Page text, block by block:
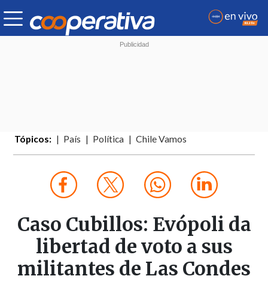
Tópicos: País Política Chile Vamos
Caso Cubillos: Evópoli da
libertad de voto a sus
militantes de Las Condes